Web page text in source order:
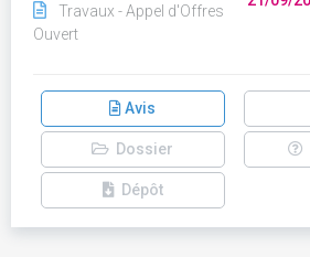
Travaux - Appel d'Offres
Ouvert
Avis
Dossier
Dépôt